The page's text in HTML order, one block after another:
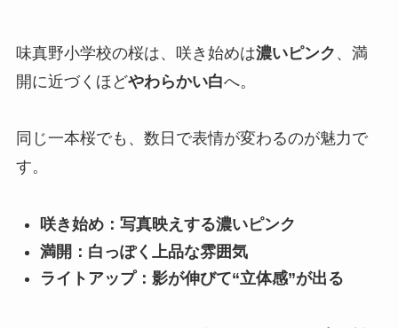
味真野小学校の桜は、咲き始めは濃いピンク 、満
開に近づくほどやわらかい白へ。
同じ一本桜でも、数日で表情が変わるのが魅力で
す。
咲き始め：写真映えする濃いピンク
満開：白っぽく上品な雰囲気
ライトアップ：影が伸びて“立体感”が出る